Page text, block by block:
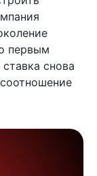
первым
снова